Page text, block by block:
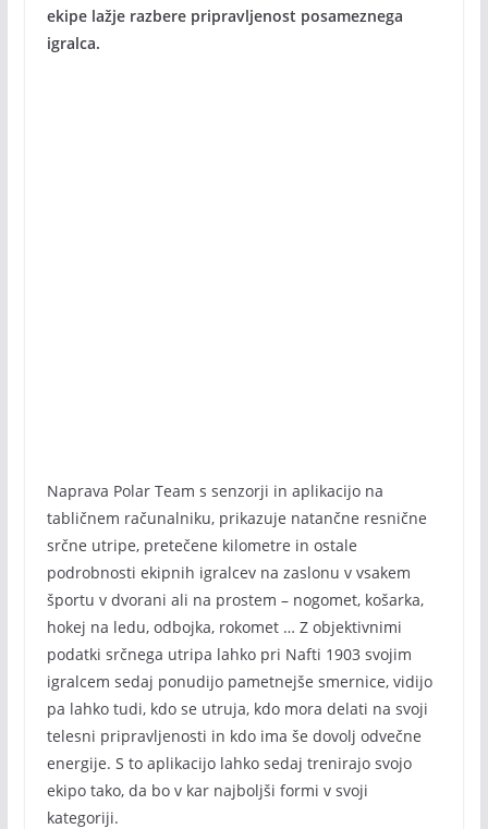
ekipe lažje razbere pripravljenost posameznega
igralca.
Naprava Polar Team s senzorji in aplikacijo na
tabličnem računalniku, prikazuje natančne resnične
srčne utripe, pretečene kilometre in ostale
podrobnosti ekipnih igralcev na zaslonu v vsakem
športu v dvorani ali na prostem – nogomet, košarka,
hokej na ledu, odbojka, rokomet … Z objektivnimi
podatki srčnega utripa lahko pri Nafti 1903 svojim
igralcem sedaj ponudijo pametnejše smernice, vidijo
pa lahko tudi, kdo se utruja, kdo mora delati na svoji
telesni pripravljenosti in kdo ima še dovolj odvečne
energije. S to aplikacijo lahko sedaj trenirajo svojo
ekipo tako, da bo v kar najboljši formi v svoji
kategoriji.